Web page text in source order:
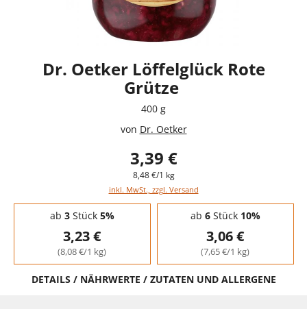
Dr. Oetker Löffelglück Rote
Grütze
400 g
von Dr. Oetker
3,39 €
8,48 €/1 kg
inkl. MwSt., zzgl. Versand
Staffelpreise - Mengenrabatt
ab 3Stück 5%
3,23 €
(8,08 €/1 kg)
ab 6Stück 10%
3,06 €
(7,65 €/1 kg)
DETAILS / NÄHRWERTE / ZUTATEN UND ALLERGENE